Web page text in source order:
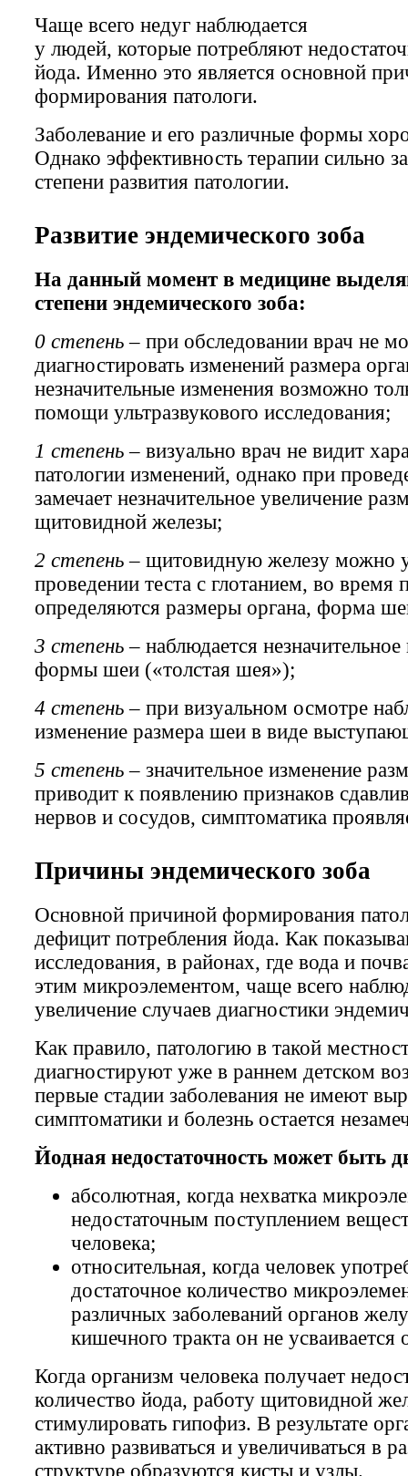
Чаще всего недуг наблюдается
у людей, которые потребляют
йода. Именно это является основной
формирования патологи.
Заболевание и его различные формы
Однако эффективность терапии сильно
степени развития патологии.
Развитие эндемического зоба
На данный момент в медицине
степени эндемического зоба:
0 степень – при обследовании врач не
диагностировать изменений размера
незначительные изменения возможно
помощи ультразвукового исследования;
1 степень – визуально врач не видит
патологии изменений, однако при
замечает незначительное увеличение
щитовидной железы;
2 степень – щитовидную железу можно
проведении теста с глотанием, во время
определяются размеры органа, форма
3 степень – наблюдается
формы шеи («толстая шея»);
4 степень – при визуальном осмотре
изменение размера шеи в виде
5 степень – значительное изменение
приводит к появлению признаков
нервов и сосудов, симптоматика
Причины эндемического зоба
Основной причиной формирования
дефицит потребления йода. Как
исследования, в районах, где вода и
этим микроэлементом, чаще всего
увеличение случаев диагностики
Как правило, патологию в такой
диагностируют уже в раннем детском
первые стадии заболевания не имеют
симптоматики и болезнь остается
Йодная недостаточность может быть
абсолютная, когда нехватка
недостаточным поступлением
человека;
относительная, когда человек
достаточное количество
различных заболеваний органов
кишечного тракта он не усваивается
Когда организм человека получает
количество йода, работу щитовидной
стимулировать гипофиз. В результате
активно развиваться и увеличиваться в
структуре образуются кисты и узлы.